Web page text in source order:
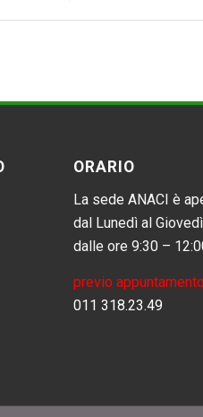
ORARIO
La sede ANACI è
dal Lunedì al Giovedì
dalle ore 9:30 –
previo
011 318.23.49